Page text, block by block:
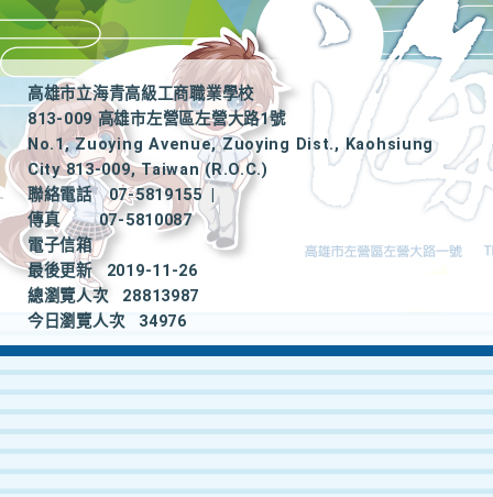
高雄市立海青高級工商職業學校
813-009 高雄市左營區左營大路1號
No.1, Zuoying Avenue, Zuoying Dist., Kaohsiung
City 813-009, Taiwan (R.O.C.)
聯絡電話
07-5819155
|
傳真
07-5810087
電子信箱
最後更新
2019-11-26
總瀏覽人次
28813987
今日瀏覽人次
34976